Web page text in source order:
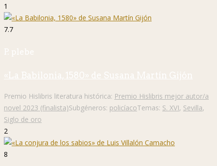
1
7.7
P. plebe
«La Babilonia, 1580» de Susana Martín Gijón
Premio Hislibris literatura histórica: Premio Hislibris mejor autor/a
novel 2023 (finalista)Subgéneros: policíacoTemas: S. XVI, Sevilla,
Siglo de oro
2
8